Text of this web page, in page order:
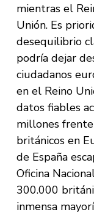
mientras el
Unión. Es
desequilibrio
podría dejar
ciudadanos
en el Reino
datos fiables
millones
británicos en
de España
Oficina
300.000
inmensa